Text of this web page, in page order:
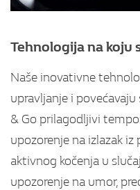
Tehnologija na koju
Naše inovativne
upravljanje i
& Go prilagodljivi
upozorenje na izlazak iz
aktivnog kočenja u
upozorenje na umor,